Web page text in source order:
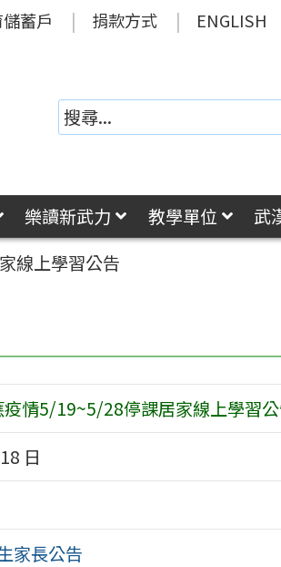
蓄戶 捐款方式 ENGLISH
樂讀新武力 教學單位
武
線上學習公告
疫情5/19~5/28停課居家線上學習
日
家長公告